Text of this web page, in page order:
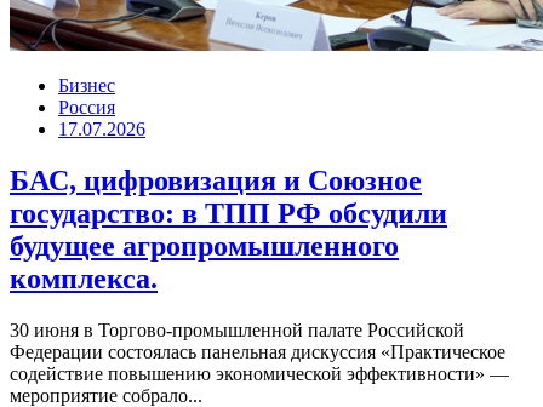
Бизнес
Россия
17.07.2026
БАС, цифровизация и Союзное
государство: в ТПП РФ обсудили
будущее агропромышленного
комплекса.
30 июня в Торгово-промышленной палате Российской
Федерации состоялась панельная дискуссия «Практическое
содействие повышению экономической эффективности» —
мероприятие собрало...